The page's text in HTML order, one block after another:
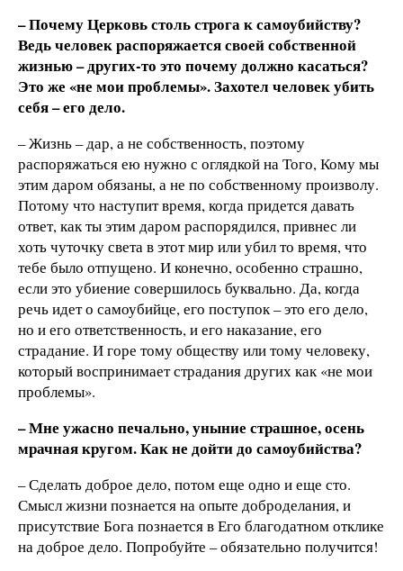
– Почему Церковь столь строга к самоубийству?
Ведь человек распоряжается своей собственной
жизнью – других-то это почему должно касаться?
Это же «не мои проблемы». Захотел человек убить
себя – его дело.
– Жизнь – дар, а не собственность, поэтому
распоряжаться ею нужно с оглядкой на Того, Кому мы
этим даром обязаны, а не по собственному произволу.
Потому что наступит время, когда придется давать
ответ, как ты этим даром распорядился, привнес ли
хоть чуточку света в этот мир или убил то время, что
тебе было отпущено. И конечно, особенно страшно,
если это убиение совершилось буквально. Да, когда
речь идет о самоубийце, его поступок – это его дело,
но и его ответственность, и его наказание, его
страдание. И горе тому обществу или тому человеку,
который воспринимает страдания других как «не мои
проблемы».
– Мне ужасно печально, уныние страшное, осень
мрачная кругом. Как не дойти до самоубийства?
– Сделать доброе дело, потом еще одно и еще сто.
Смысл жизни познается на опыте доброделания, и
присутствие Бога познается в Его благодатном отклике
на доброе дело. Попробуйте – обязательно получится!